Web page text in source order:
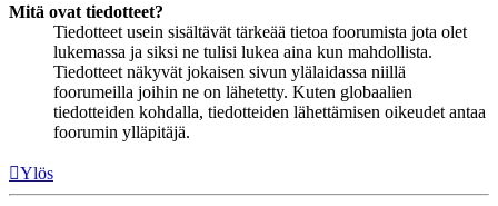
Mitä ovat tiedotteet?
Tiedotteet usein sisältävät tärkeää tietoa foorumista jota olet
lukemassa ja siksi ne tulisi lukea aina kun mahdollista.
Tiedotteet näkyvät jokaisen sivun ylälaidassa niillä
foorumeilla joihin ne on lähetetty. Kuten globaalien
tiedotteiden kohdalla, tiedotteiden lähettämisen oikeudet antaa
foorumin ylläpitäjä.
Ylös